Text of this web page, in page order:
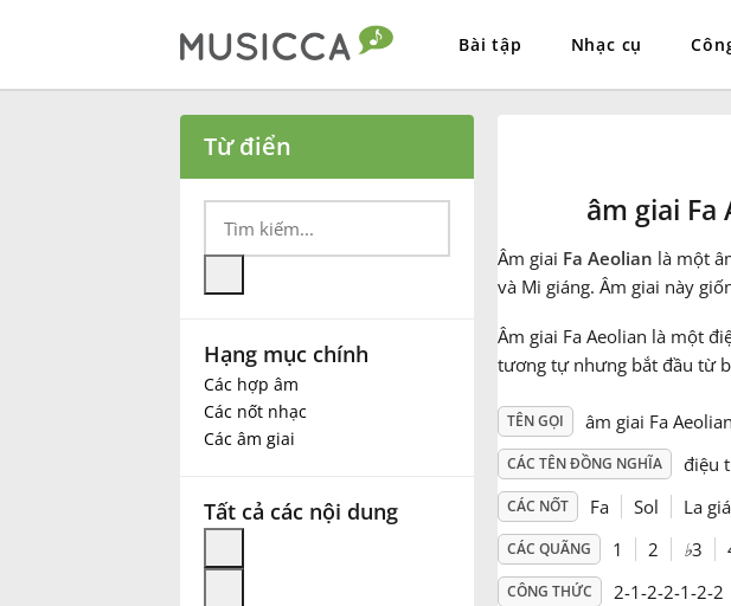
Bài tập Nhạc cụ
Български
Deutsch
English
Español
Français
Từ điển
Hạng mục chính
Các hợp âm
Các nốt nhạc
Các âm giai
Tất cả các nội dung
âm giai Fa
Âm giai Fa Aeolian là một
và Mi giáng. Âm giai này
Âm giai Fa Aeolian là một
tương tự nhưng bắt đầu từ
TÊN GỌI âm giai Fa Aeolian
CÁC TÊN ĐỒNG NGHĨA điệu
CÁC NỐT Fa Sol La
CÁC QUÃNG 1 2 ♭3
CÔNG THỨC 2-1-2-2-1-2-2